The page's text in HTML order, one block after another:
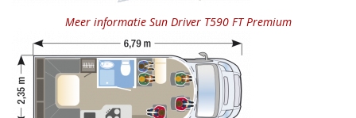
Meer informatie Sun Driver T590 FT Premium